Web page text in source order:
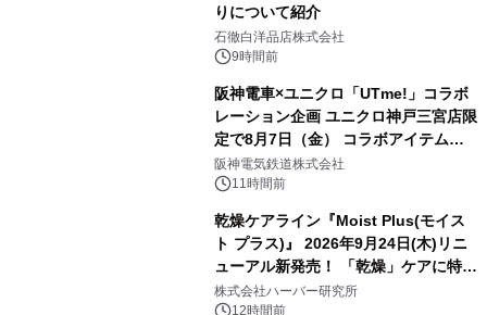
りについて紹介
石徹白洋品店株式会社
9時間前
阪神電車×ユニクロ「UTme!」コラボ
レーション企画 ユニクロ神戸三宮店限
定で8月7日（金） コラボアイテムが
発売決定！
阪神電気鉄道株式会社
11時間前
乾燥ケアライン『Moist Plus(モイス
ト プラス)』 2026年9月24日(木)リニ
ューアル新発売！ 「乾燥」ケアに特化
し、ライン使いで潤いに満ちた肌へ
株式会社ハーバー研究所
12時間前